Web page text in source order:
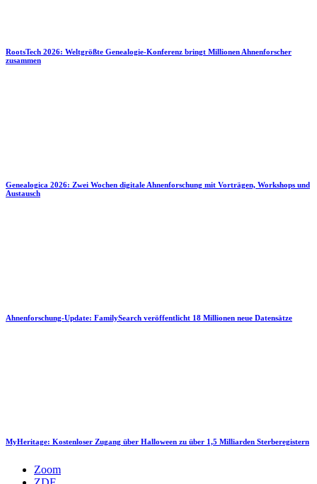
RootsTech 2026: Weltgrößte Genealogie-Konferenz bringt Millionen Ahnenforscher
zusammen
Genealogica 2026: Zwei Wochen digitale Ahnenforschung mit Vorträgen, Workshops und
Austausch
Ahnenforschung-Update: FamilySearch veröffentlicht 18 Millionen neue Datensätze
MyHeritage: Kostenloser Zugang über Halloween zu über 1,5 Milliarden Sterberegistern
Zoom